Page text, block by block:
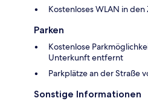
Kostenloses WLAN in
Parken
Kostenlose
Unterkunft entfernt
Parkplätze an der Straße
Sonstige Informationen